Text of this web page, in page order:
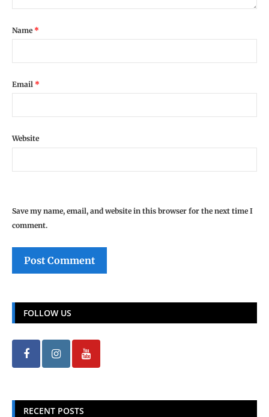
Name *
Email *
Website
Save my name, email, and website in this browser for the next time I
comment.
FOLLOW US
RECENT POSTS